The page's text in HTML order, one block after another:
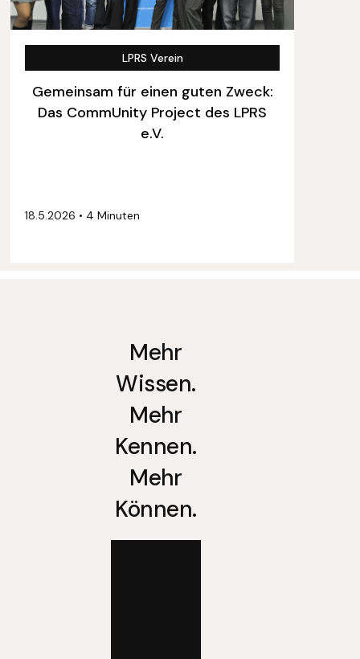
LPRS Verein
Gemeinsam für einen guten Zweck:
Das CommUnity Project des LPRS
e.V.
18.5.2026 • 4 Minuten
Mehr
Wissen.
Mehr
Kennen.
Mehr
Können.